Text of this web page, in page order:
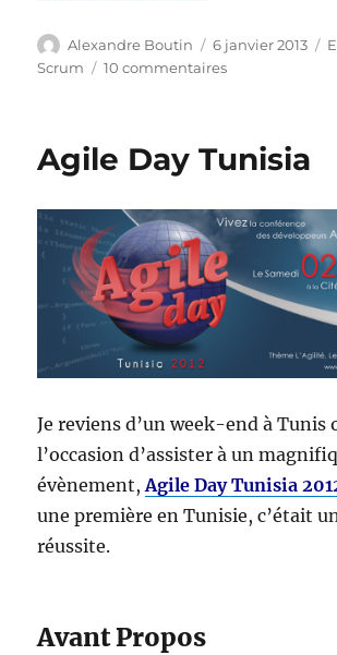
Auteur
Alexandre Boutin
Publié
le
6 janvier 2013
Scrum
10 commentairessur
ou
Agile Day Tunisia
Je reviens d’un week-end à Tunis
l’occasion d’assister à un
évènement,Agile Day Tunisia
une première en Tunisie, c’était
réussite.
Avant Propos